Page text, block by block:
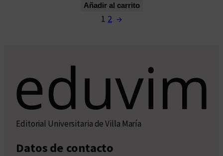
Añadir al carrito
1 2 →
Editorial Universitaria de Villa María
Datos de contacto